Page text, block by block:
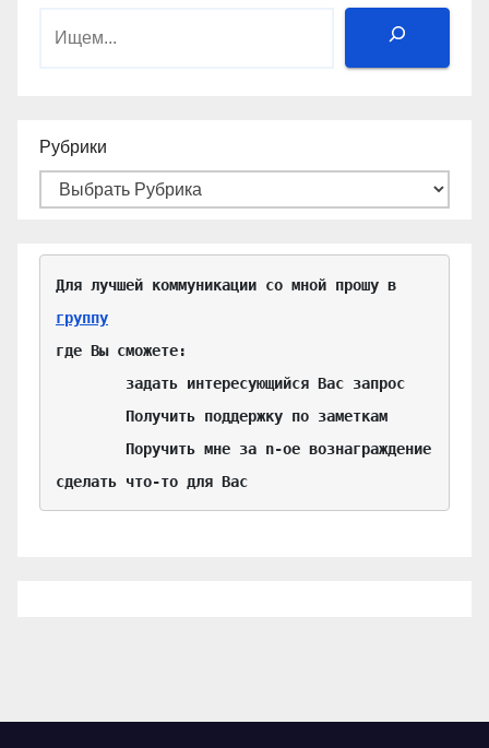
Поиск
Рубрики
группу
где Вы сможете:
сделать что-то для Вас